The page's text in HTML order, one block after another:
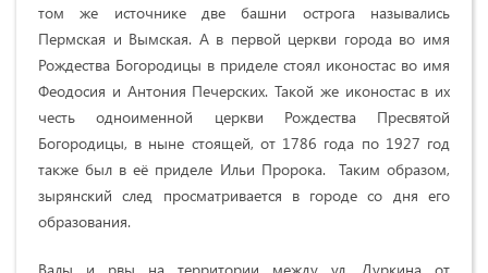
том же источнике две башни острога назывались
Пермская и Вымская. А в первой церкви города во имя
Рождества Богородицы в приделе стоял иконостас во имя
Феодосия и Антония Печерских. Такой же иконостас в их
честь одноименной церкви Рождества Пресвятой
Богородицы, в ныне стоящей, от 1786 года по 1927 год
также был в её приделе Ильи Пророка. Таким образом,
зырянский след просматривается в городе со дня его
образования.